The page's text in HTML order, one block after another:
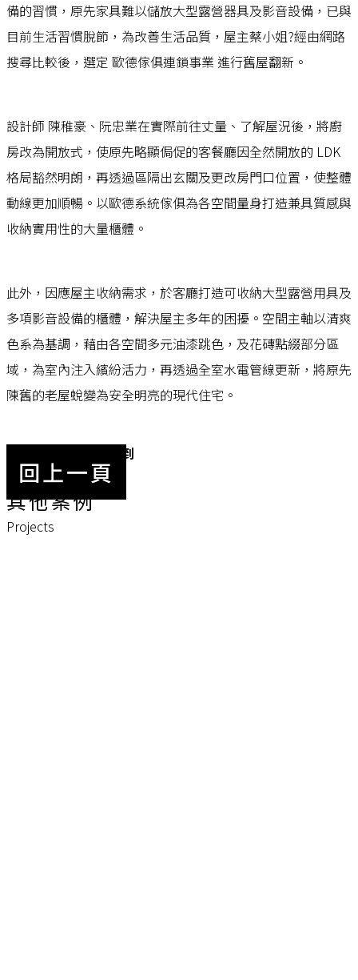
備的習慣，原先家具難以儲放大型露營器具及影音設備，已與
目前生活習慣脫節，為改善生活品質，屋主蔡小姐?經由網路
搜尋比較後，選定 歐德傢俱連鎖事業 進行舊屋翻新。
設計師 陳稚豪、阮忠業在實際前往丈量、了解屋況後，將廚
房改為開放式，使原先略顯侷促的客餐廳因全然開放的 LDK
格局豁然明朗，再透過區隔出玄關及更改房門口位置，使整體
動線更加順暢。以歐德系統傢俱為各空間量身打造兼具質感與
收納實用性的大量櫃體。
此外，因應屋主收納需求，於客廳打造可收納大型露營用具及
多項影音設備的櫃體，解決屋主多年的困擾。空間主軸以清爽
色系為基調，藉由各空間多元油漆跳色，及花磚點綴部分區
域，為室內注入繽紛活力，再透過全室水電管線更新，將原先
陳舊的老屋蛻變為安全明亮的現代住宅。
喜歡這個文章，分享到
回上一頁
其他案例
Projects